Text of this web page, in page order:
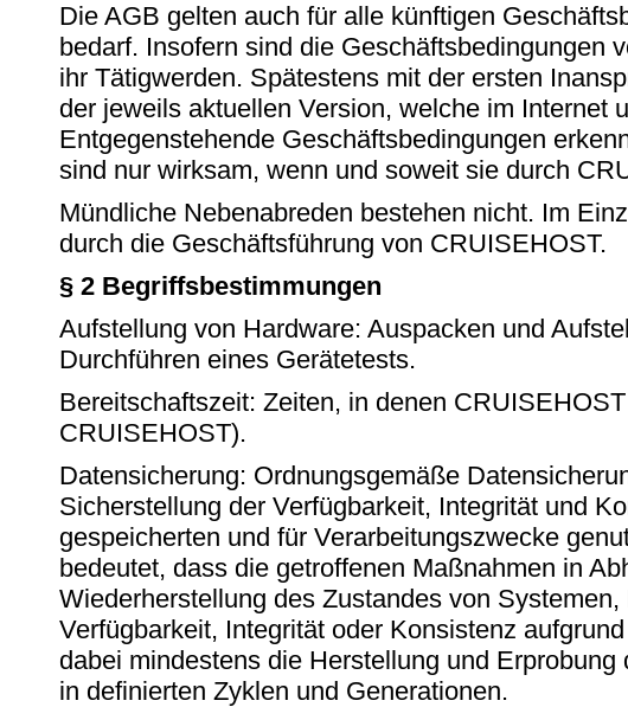
Die AGB gelten auch für alle künftigen
bedarf. Insofern sind die Geschäftsbedingungen
ihr Tätigwerden. Spätestens mit der ersten
der jeweils aktuellen Version, welche im Internet
Entgegenstehende Geschäftsbedingungen
sind nur wirksam, wenn und soweit sie durch
Mündliche Nebenabreden bestehen nicht. Im
durch die Geschäftsführung von CRUISEHOST.
§ 2 Begriffsbestimmungen
Aufstellung von Hardware: Auspacken und
Durchführen eines Gerätetests.
Bereitschaftszeit: Zeiten, in denen
CRUISEHOST).
Datensicherung: Ordnungsgemäße
Sicherstellung der Verfügbarkeit, Integrität und
gespeicherten und für Verarbeitungszwecke
bedeutet, dass die getroffenen Maßnahmen in
Wiederherstellung des Zustandes von
Verfügbarkeit, Integrität oder Konsistenz
dabei mindestens die Herstellung und
in definierten Zyklen und Generationen.